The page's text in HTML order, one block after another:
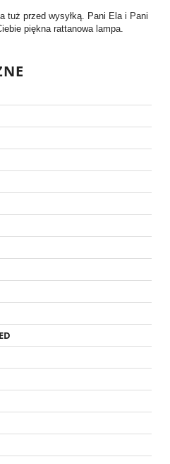
tuż przed wysyłką. Pani Ela i Pani
piękna rattanowa lampa.